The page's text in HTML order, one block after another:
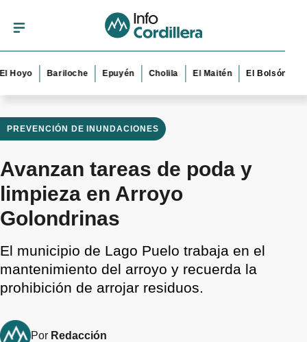
Bariloche Epuyén Cholila El Maitén El Bolsón Esquel
PREVENCIÓN DE INUNDACIONES
Avanzan tareas de poda y
limpieza en Arroyo
Golondrinas
El municipio de Lago Puelo trabaja en el
mantenimiento del arroyo y recuerda la
prohibición de arrojar residuos.
Por Redacción